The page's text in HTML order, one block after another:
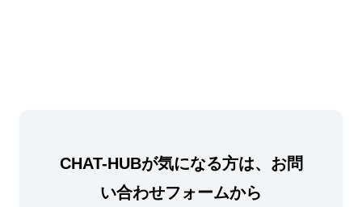
見積依頼
CHAT-HUBが気になる方は、お問
い合わせフォームから